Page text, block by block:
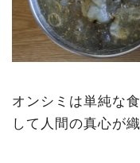
オンシミは単純な
して人間の真心が